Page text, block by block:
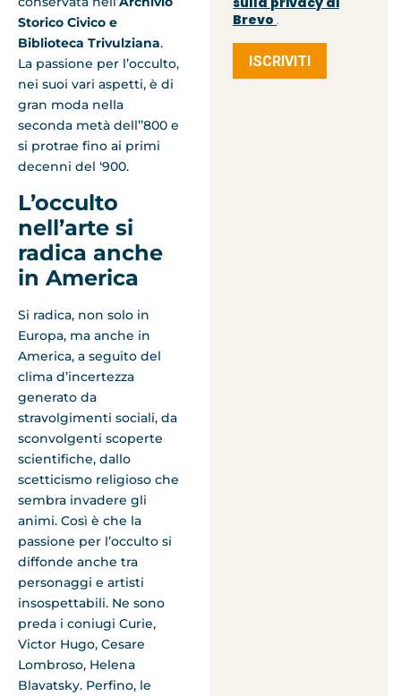
Storico Civico e
Biblioteca Trivulziana.
La passione per l’occulto,
nei suoi vari aspetti, è di
gran moda nella
seconda metà dell’’800 e
si protrae fino ai primi
decenni del ‘900.
L’occulto
nell’arte si
radica anche
in America
Si radica, non solo in
Europa, ma anche in
America, a seguito del
clima d’incertezza
generato da
stravolgimenti sociali, da
sconvolgenti scoperte
scientifiche, dallo
scetticismo religioso che
sembra invadere gli
animi. Così è che la
passione per l’occulto si
diffonde anche tra
personaggi e artisti
insospettabili. Ne sono
preda i coniugi Curie,
Victor Hugo, Cesare
Lombroso, Helena
Blavatsky. Perfino, le
Brevo .
ISCRIVITI